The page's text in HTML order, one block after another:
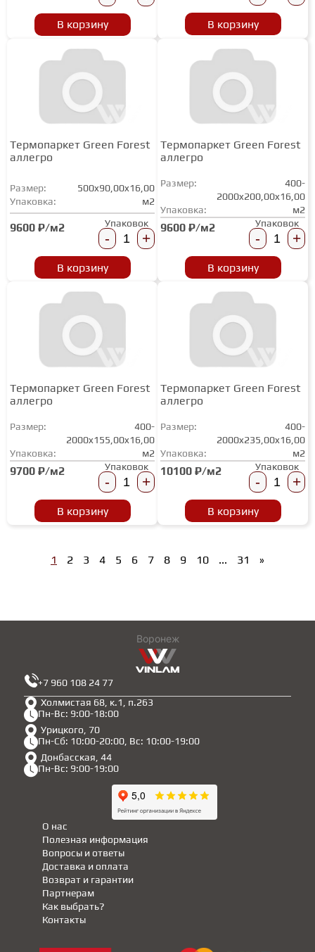
В корзину В корзину
Термопаркет Green Forest
аллегро
Размер:
500x90,00x16,00
Упаковка:
м2
9600 ₽/м2 Упаковок
- +
В корзину
Термопаркет Green Forest
аллегро
Размер:
400-
2000x200,00x16,00
Упаковка:
м2
9600 ₽/м2 Упаковок
- +
В корзину
Термопаркет Green Forest
аллегро
Размер:
400-
2000x155,00x16,00
Упаковка:
м2
9700 ₽/м2 Упаковок
- +
В корзину
Термопаркет Green Forest
аллегро
Размер:
400-
2000x235,00x16,00
Упаковка:
м2
10100 ₽/м2 Упаковок
- +
В корзину
1 2 3 4 5 6 7 8 9 10 ... 31 »
Воронеж
Холмистая 68, к.1, п.263
Пн-Вс: 9:00-18:00
Урицкого, 70
Пн-Сб: 10:00-20:00, Вс: 10:00-19:00
Донбасская, 44
Пн-Вс: 9:00-19:00
+7 960 108 24 77
Полезная информация
Партнерам
Вопросы и ответы
Доставка и оплата
Возврат и гарантии
Как выбрать?
О нас
Контакты